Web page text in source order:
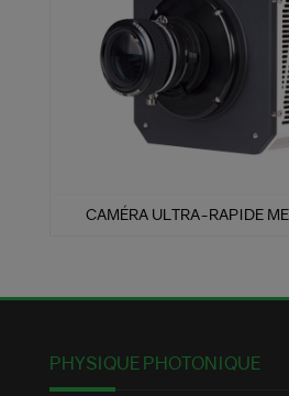
CAMÉRA ULTRA-RAPIDE
PHYSIQUE PHOTONIQUE